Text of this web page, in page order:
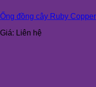
Ống đồng cây Ruby
Giá: Liên hệ